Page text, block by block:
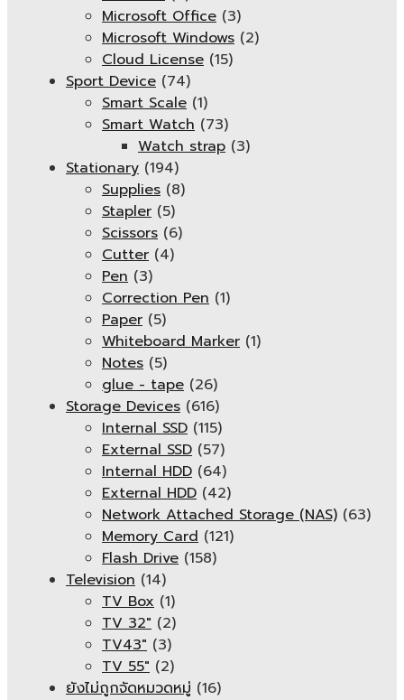
Microsoft Office (3)
Microsoft Windows (2)
Cloud License (15)
Sport Device (74)
Smart Scale (1)
Smart Watch (73)
Watch strap (3)
Stationary (194)
Supplies (8)
Stapler (5)
Scissors (6)
Cutter (4)
Pen (3)
Correction Pen (1)
Paper (5)
Whiteboard Marker (1)
Notes (5)
glue - tape (26)
Storage Devices (616)
Internal SSD (115)
External SSD (57)
Internal HDD (64)
External HDD (42)
Network Attached Storage (NAS) (63)
Memory Card (121)
Flash Drive (158)
Television (14)
TV Box (1)
TV 32" (2)
TV43" (3)
TV 55" (2)
ยังไม่ถูกจัดหมวดหมู่ (16)